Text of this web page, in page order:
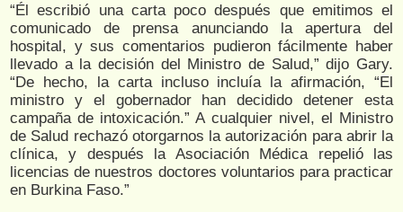
“Él escribió una carta poco después que emitimos el
comunicado de prensa anunciando la apertura del
hospital, y sus comentarios pudieron fácilmente haber
llevado a la decisión del Ministro de Salud,” dijo Gary.
“De hecho, la carta incluso incluía la afirmación, “El
ministro y el gobernador han decidido detener esta
campaña de intoxicación.” A cualquier nivel, el Ministro
de Salud rechazó otorgarnos la autorización para abrir la
clínica, y después la Asociación Médica repelió las
licencias de nuestros doctores voluntarios para practicar
en Burkina Faso.”